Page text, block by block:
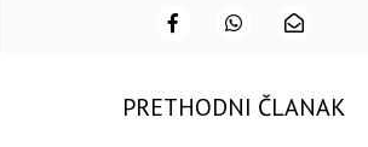
PRETHODNI ČLANAK